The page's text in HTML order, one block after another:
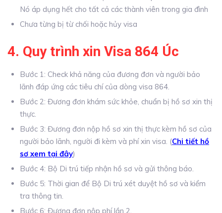
Nó áp dụng hết cho tất cả các thành viên trong gia đình
Chưa từng bị từ chối hoặc hủy visa
4. Quy trình xin Visa 864 Úc
Bước 1: Check khả năng của đương đơn và người bảo
lãnh đáp ứng các tiêu chí của dòng visa 864.
Bước 2: Đương đơn khám sức khỏe, chuẩn bị hồ sơ xin thị
thực.
Bước 3: Đương đơn nộp hồ sơ xin thị thực kèm hồ sơ của
người bảo lãnh, người đi kèm và phí xin visa. (Chi tiết hồ
sơ xem tại đây)
Bước 4: Bộ Di trú tiếp nhận hồ sơ và gửi thông báo.
Bước 5: Thời gian để Bộ Di trú xét duyệt hồ sơ và kiểm
tra thông tin.
Bước 6: Đương đơn nộp phí lần 2.